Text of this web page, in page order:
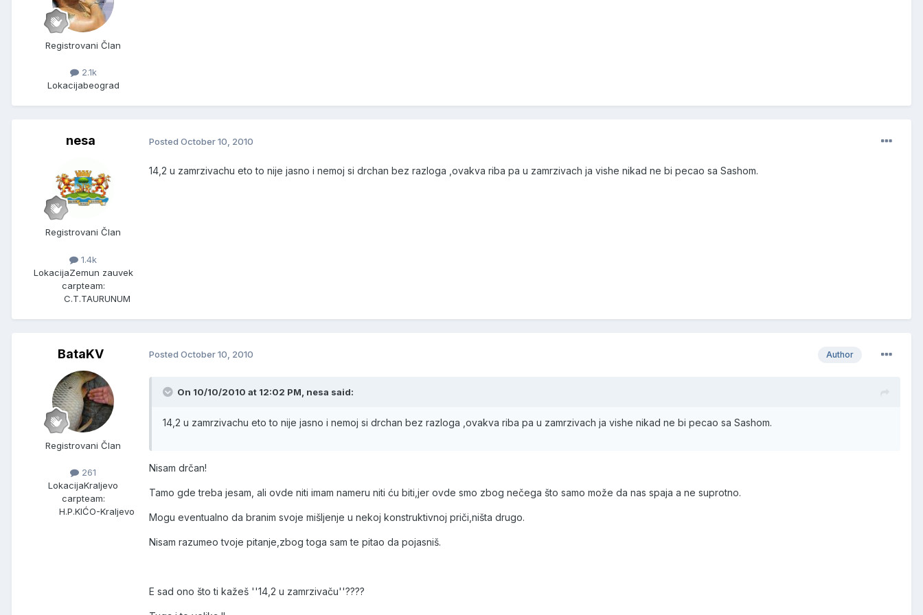
Registrovani Član
2.1k
Lokacijabeograd
nesa
Registrovani Član
1.4k
LokacijaZemun zauvek
carpteam:
C.T.TAURUNUM
Posted October 10, 2010
14,2 u zamrzivachu eto to nije jasno i nemoj si drchan bez razloga ,ovakva riba pa u zamrzivach ja vishe nikad ne bi pecao sa Sashom.
BataKV
Registrovani Član
261
LokacijaKraljevo
carpteam:
H.P.KIĆO-Kraljevo
Author
Posted October 10, 2010
On 10/10/2010 at 12:02 PM, nesa said:
14,2 u zamrzivachu eto to nije jasno i nemoj si drchan bez razloga ,ovakva riba pa u zamrzivach ja vishe nikad ne bi pecao sa Sashom.
Nisam drčan!
Tamo gde treba jesam, ali ovde niti imam nameru niti ću biti,jer ovde smo zbog nečega što samo može da nas spaja a ne suprotno.
Mogu eventualno da branim svoje mišljenje u nekoj konstruktivnoj priči,ništa drugo.
Nisam razumeo tvoje pitanje,zbog toga sam te pitao da pojasniš.
E sad ono što ti kažeš ''14,2 u zamrzivaču''????